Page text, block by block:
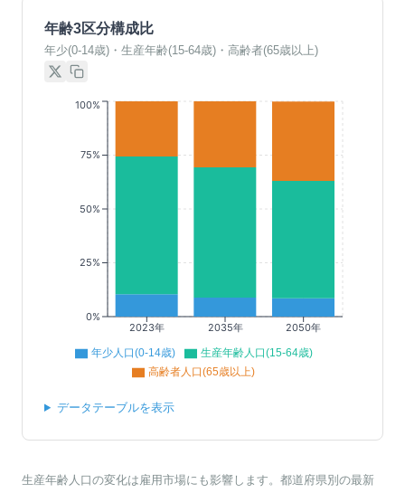
年齢3区分構成比
年少(0-14歳)・生産年齢(15-64歳)・高齢者(65歳以上)
2023年 2035年 2050年
0%
25%
50%
75%
100%
年少人口(0-14歳)
生産年齢人口(15-64歳)
高齢者人口(65歳以上)
データテーブルを表示
生産年齢人口の変化は雇用市場にも影響します。都道府県別の最新